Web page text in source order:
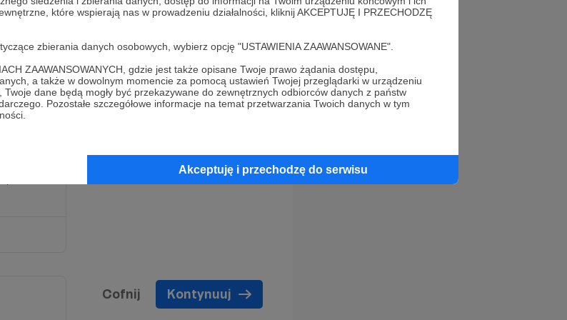
które wspierają nas w prowadzeniu działalności, kliknij AKCEPTUJĘ I PRZECHODZĘ
zbierania danych osobowych, wybierz opcję "USTAWIENIA ZAAWANSOWANE".
ZAAWANSOWANYCH, gdzie jest także opisane Twoje prawo żądania dostępu,
a także w dowolnym momencie za pomocą ustawień Twojej przeglądarki w urządzeniu
dane będą mogły być przekazywane do zewnętrznych odbiorców danych z państw
Pozostałe szczegółowe informacje na temat przetwarzania Twoich danych w tym
Akceptuję i przechodzę do serwisu
że
Cofnij Kontynuuj